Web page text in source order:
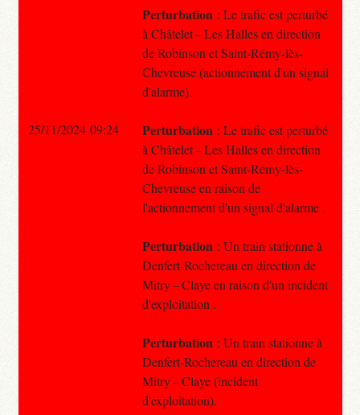
Perturbation : Le trafic est perturbé
à Châtelet – Les Halles en direction
de Robinson et Saint-Rémy-lès-
Chevreuse (actionnement d'un signal
d'alarme).
Perturbation : Le trafic est perturbé
à Châtelet – Les Halles en direction
de Robinson et Saint-Rémy-lès-
Chevreuse en raison de
l'actionnement d'un signal d'alarme .
Perturbation : Un train stationne à
Denfert-Rochereau en direction de
Mitry – Claye en raison d'un incident
d'exploitation .
Perturbation : Un train stationne à
Denfert-Rochereau en direction de
Mitry – Claye (incident
d'exploitation).
25/11/2024 09:24